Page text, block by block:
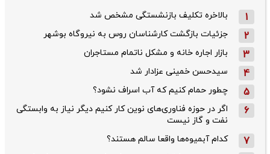
1 بالاخره تکلیف بازنشستگی مشخص شد
2 جزئیات بازگشت کارشناسان روس به نیروگاه بوشهر
3 بازار اجاره خانه و مشکل ناتمام مستاجران
4 سیدحسن خمینی عزادار شد
5 چطور حمام کنیم که آب اسراف نشود؟
6
اگر در حوزه فناوری‌های نوین کار کنیم دیگر نیاز به وابستگی
نفت و گاز نیست
7 کدام آبمیوه‌ها واقعا سالم هستند؟